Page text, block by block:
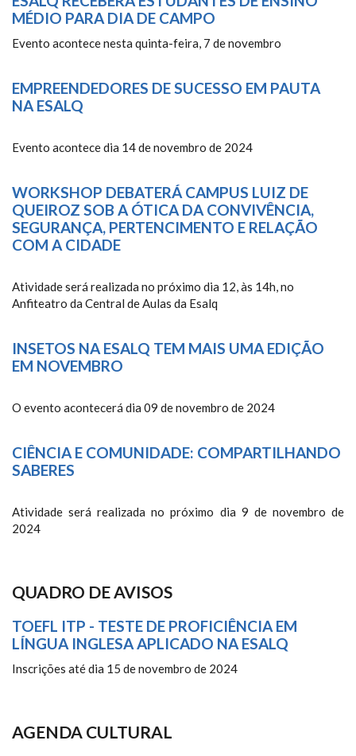
MÉDIO PARA DIA DE CAMPO
Evento acontece nesta quinta-feira, 7 de novembro
EMPREENDEDORES DE SUCESSO EM PAUTA
NA ESALQ
Evento acontece dia 14 de novembro de 2024
WORKSHOP DEBATERÁ CAMPUS LUIZ DE
QUEIROZ SOB A ÓTICA DA CONVIVÊNCIA,
SEGURANÇA, PERTENCIMENTO E RELAÇÃO
COM A CIDADE
Atividade será realizada no próximo dia 12, às 14h, no
Anfiteatro da Central de Aulas da Esalq
INSETOS NA ESALQ TEM MAIS UMA EDIÇÃO
EM NOVEMBRO
O evento acontecerá dia 09 de novembro de 2024
CIÊNCIA E COMUNIDADE: COMPARTILHANDO
SABERES
Atividade será realizada no próximo dia 9 de novembro de
2024
QUADRO DE AVISOS
TOEFL ITP - TESTE DE PROFICIÊNCIA EM
LÍNGUA INGLESA APLICADO NA ESALQ
Inscrições até dia 15 de novembro de 2024
AGENDA CULTURAL